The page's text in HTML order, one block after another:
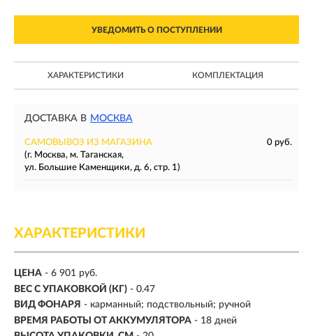
УВЕДОМИТЬ О ПОСТУПЛЕНИИ
ХАРАКТЕРИСТИКИ КОМПЛЕКТАЦИЯ
ДОСТАВКА В МОСКВА
САМОВЫВОЗ ИЗ МАГАЗИНА
0 руб.
(г. Москва, м. Таганская,
ул. Большие Каменщики, д. 6, стр. 1)
ХАРАКТЕРИСТИКИ
ЦЕНА - 6 901 руб.
ВЕС С УПАКОВКОЙ (КГ) - 0.47
ВИД ФОНАРЯ - карманный; подствольный; ручной
ВРЕМЯ РАБОТЫ ОТ АККУМУЛЯТОРА - 18 дней